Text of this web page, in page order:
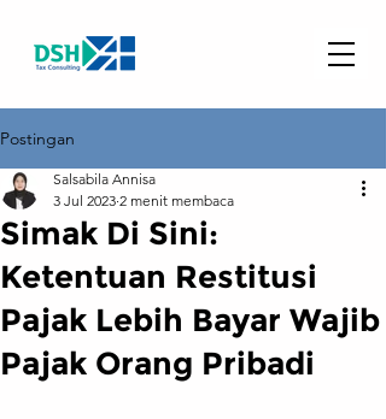
Postingan
Simak Di Sini:
Ketentuan Restitusi
Pajak Lebih Bayar Wajib
Pajak Orang Pribadi
Salsabila Annisa
3 Jul 2023 2 menit membaca